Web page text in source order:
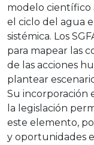
modelo
el ciclo del agua
sistémica. Los
para mapear las
de las acciones
plantear
Su incorporación
la legislación
este elemento,
y oportunidades